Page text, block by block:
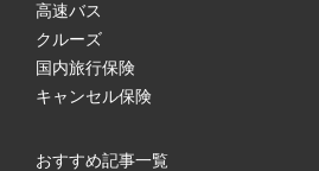
高速バス
クルーズ
国内旅行保険
キャンセル保険
おすすめ記事一覧